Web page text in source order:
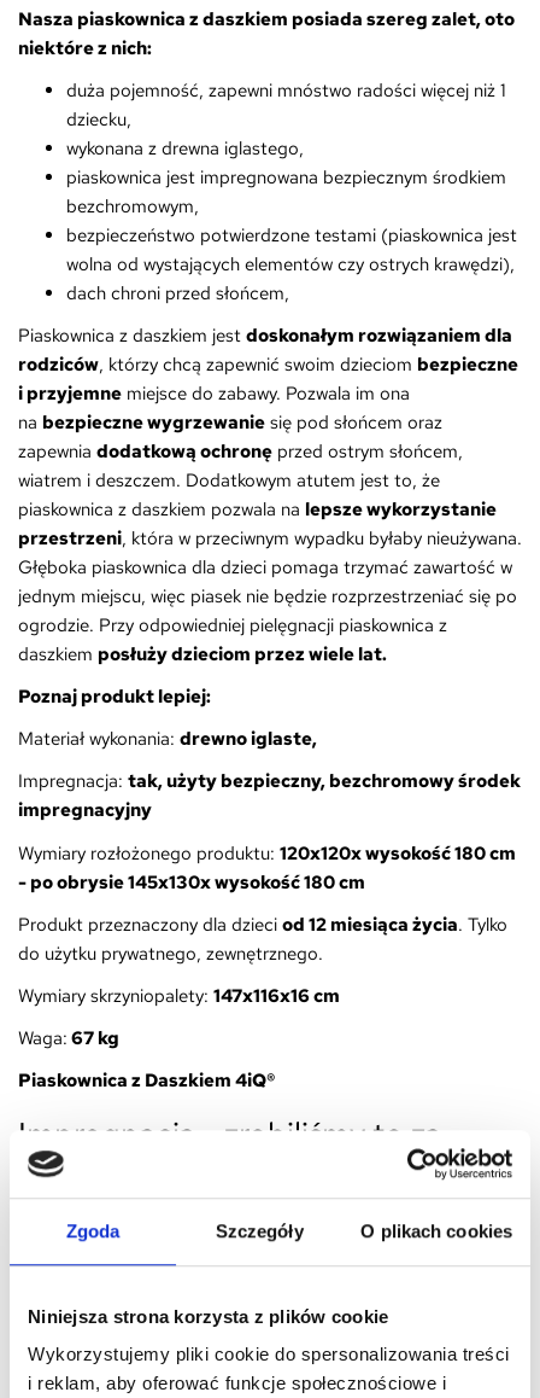
Zgoda Szczegóły O plikach cookies
Niniejsza strona korzysta z plików cookie
Wykorzystujemy pliki cookie do spersonalizowania treści
i reklam, aby oferować funkcje społecznościowe i
Nasza piaskownica z daszkiem posiada szereg zalet, oto
niektóre z nich:
duża pojemność, zapewni mnóstwo radości więcej niż 1
dziecku,
wykonana z drewna iglastego,
piaskownica jest impregnowana bezpiecznym środkiem
bezchromowym,
bezpieczeństwo potwierdzone testami (piaskownica jest
wolna od wystających elementów czy ostrych krawędzi),
dach chroni przed słońcem,
Piaskownica z daszkiem jest doskonałym rozwiązaniem dla
rodziców, którzy chcą zapewnić swoim dzieciom bezpieczne
i przyjemne miejsce do zabawy. Pozwala im ona
na bezpieczne wygrzewanie się pod słońcem oraz
zapewnia dodatkową ochronę przed ostrym słońcem,
wiatrem i deszczem. Dodatkowym atutem jest to, że
piaskownica z daszkiem pozwala na lepsze wykorzystanie
przestrzeni, która w przeciwnym wypadku byłaby nieużywana.
Głęboka piaskownica dla dzieci pomaga trzymać zawartość w
jednym miejscu, więc piasek nie będzie rozprzestrzeniać się po
ogrodzie. Przy odpowiedniej pielęgnacji piaskownica z
daszkiem posłuży dzieciom przez wiele lat.
Poznaj produkt lepiej:
Materiał wykonania: drewno iglaste,
Impregnacja: tak, użyty bezpieczny, bezchromowy środek
impregnacyjny
Wymiary rozłożonego produktu: 120x120x wysokość 180 cm
- po obrysie145x130x wysokość 180 cm
Produkt przeznaczony dla dzieci od 12 miesiąca życia. Tylko
do użytku prywatnego, zewnętrznego.
Wymiary skrzyniopalety: 147x116x16 cm
Waga: 67 kg
Piaskownica z Daszkiem 4iQ®
Impregnacja - zrobiliśmy to za
Ciebie
bezchromowym środkiem, który zapewnia długotrwałą
ochronę przed grzybami i owadami atakującym drewno.
dodatkowego malowania!
Impregnat pozostawia zielonkawy kolor - dlatego jeśli